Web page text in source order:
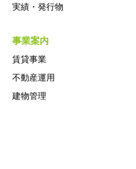
実績・発行物
事業案内
賃貸事業
不動産運用
建物管理